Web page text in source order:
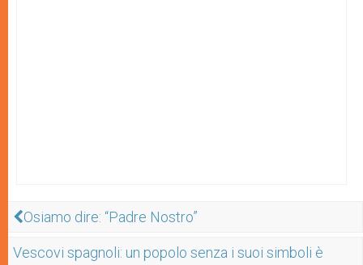
Osiamo dire: “Padre Nostro”
Vescovi spagnoli: un popolo senza i suoi simboli è